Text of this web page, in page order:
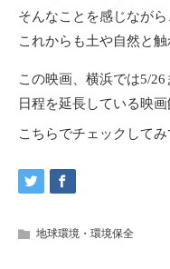
そんなことを感じながら
これからも土や自然と
この映画、横浜では5/26
日程を延長している映
こちらでチェックして
地球環境・環境保全